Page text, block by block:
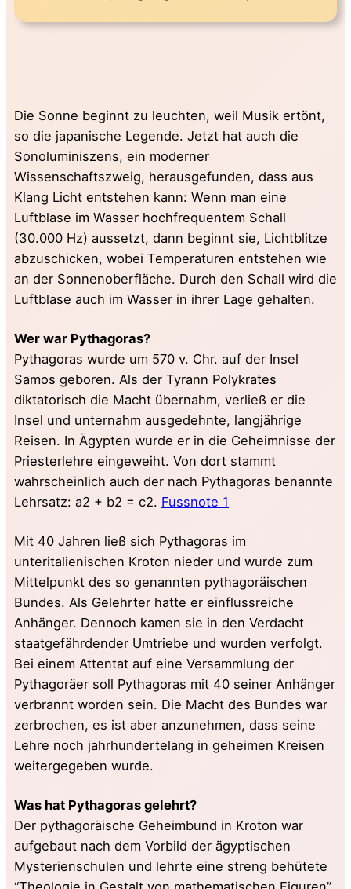
Die Sonne beginnt zu leuchten, weil Musik ertönt,
so die japanische Legende. Jetzt hat auch die
Sonoluminiszens, ein moderner
Wissenschaftszweig, herausgefunden, dass aus
Klang Licht entstehen kann: Wenn man eine
Luftblase im Wasser hochfrequentem Schall
(30.000 Hz) aussetzt, dann beginnt sie, Lichtblitze
abzuschicken, wobei Temperaturen entstehen wie
an der Sonnenoberfläche. Durch den Schall wird die
Luftblase auch im Wasser in ihrer Lage gehalten.
Wer war Pythagoras?
Pythagoras wurde um 570 v. Chr. auf der Insel
Samos geboren. Als der Tyrann Polykrates
diktatorisch die Macht übernahm, verließ er die
Insel und unternahm ausgedehnte, langjährige
Reisen. In Ägypten wurde er in die Geheimnisse der
Priesterlehre eingeweiht. Von dort stammt
wahrscheinlich auch der nach Pythagoras benannte
Lehrsatz: a2 + b2 = c2. Fussnote 1
Mit 40 Jahren ließ sich Pythagoras im
unteritalienischen Kroton nieder und wurde zum
Mittelpunkt des so genannten pythagoräischen
Bundes. Als Gelehrter hatte er einflussreiche
Anhänger. Dennoch kamen sie in den Verdacht
staatgefährdender Umtriebe und wurden verfolgt.
Bei einem Attentat auf eine Versammlung der
Pythagoräer soll Pythagoras mit 40 seiner Anhänger
verbrannt worden sein. Die Macht des Bundes war
zerbrochen, es ist aber anzunehmen, dass seine
Lehre noch jahrhundertelang in geheimen Kreisen
weitergegeben wurde.
Was hat Pythagoras gelehrt?
Der pythagoräische Geheimbund in Kroton war
aufgebaut nach dem Vorbild der ägyptischen
Mysterienschulen und lehrte eine streng behütete